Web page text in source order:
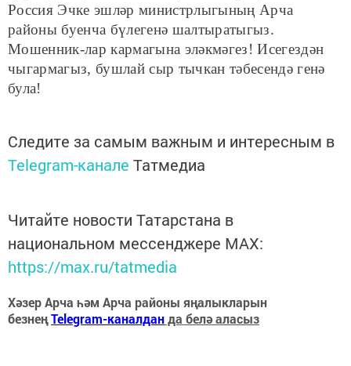
Россия Эчке эшләр министрлыгының Арча
районы буенча бүлегенә шалтыратыгыз.
Мошенник-лар кармагына эләкмәгез! Исегездән
чыгармагыз, бушлай сыр тычкан тәбесендә генә
була!
Следите за самым важным и интересным в
Telegram-канале Татмедиа
Читайте новости Татарстана в
национальном мессенджере MАХ:
https://max.ru/tatmedia
Хәзер Арча һәм Арча районы яңалыкларын
безнеңTelegram-каналданда белә аласыз